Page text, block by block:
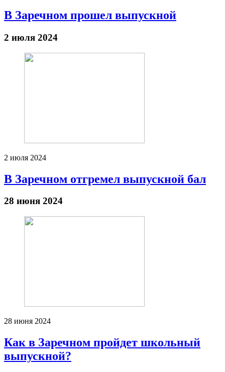
В Заречном прошел выпускной
2 июля 2024
2 июля 2024
В Заречном отгремел выпускной бал
28 июня 2024
28 июня 2024
Как в Заречном пройдет школьный
выпускной?